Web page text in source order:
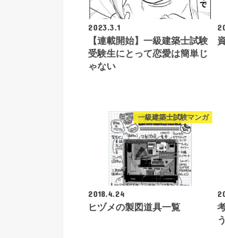
2023.3.1
【連載開始】一級建築士試験
受験生にとって恋愛は簡単じ
ゃない
一級建築士試験マンガ
2018.4.24
ヒヅメの製図道具一覧
う